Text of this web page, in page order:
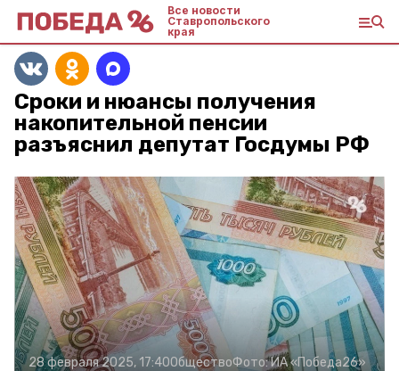
Все новости
Ставропольского
края
Сроки и нюансы получения
накопительной пенсии
разъяснил депутат Госдумы РФ
28 февраля 2025, 17:40ОбществоФото:ИА «Победа26»